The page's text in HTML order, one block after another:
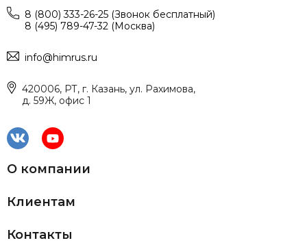
8 (800) 333-26-25 (Звонок бесплатный)
8 (495) 789-47-32 (Москва)
info@himrus.ru
420006, РТ, г. Казань, ул. Рахимова,
д. 59Ж, офис 1
О компании
Клиентам
Контакты